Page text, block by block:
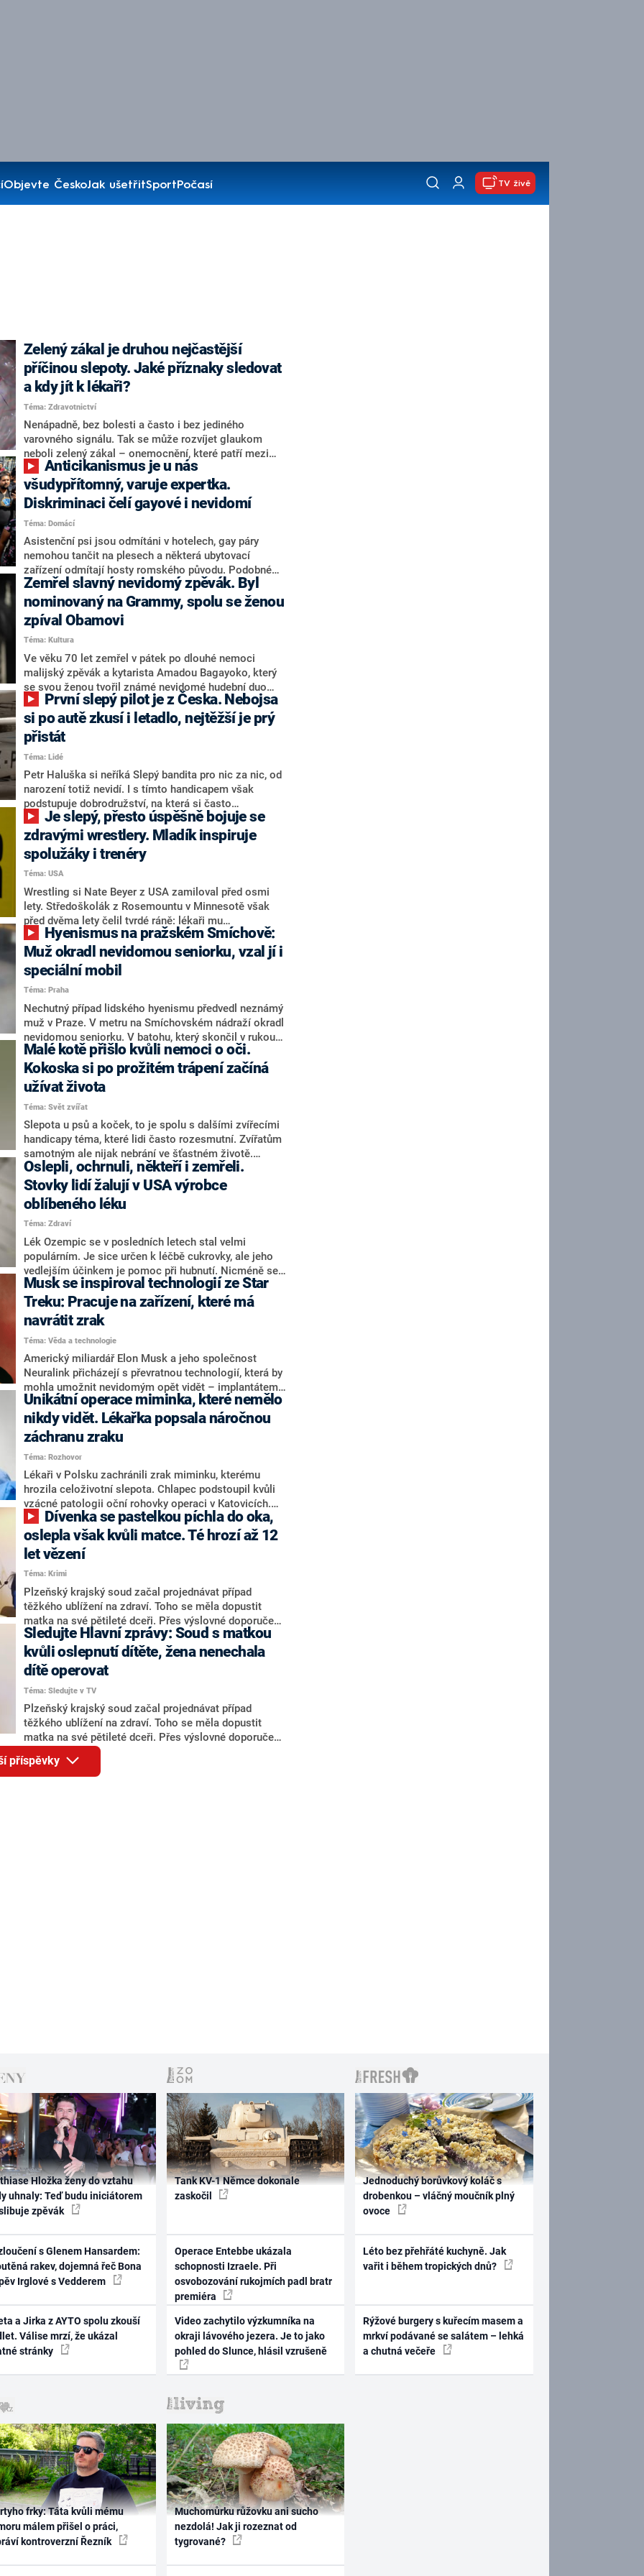
Objevte ČeskoJak ušetřitSportPočasí TV živě
Zelený zákal je druhou nejčastější
příčinou slepoty. Jaké příznaky sledovat
a kdy jít k lékaři?
Téma: Zdravotnictví
Nenápadně, bez bolesti a často i bez jediného
varovného signálu. Tak se může rozvíjet glaukom
neboli zelený zákal – onemocnění, které patří mezi
nejčastější příčiny slepoty. Lékaři proto upozorňují na
význam pravidelných kontrol zraku. Moderní
technologie dnes totiž dokážou odhalit změny na
zrakovém nervu ještě dříve, než pacient zaznamená
první potíže.
všudypřítomný, varuje expertka.
Diskriminaci čelí gayové i nevidomí
Téma: Domácí
Asistenční psi jsou odmítáni v hotelech, gay páry
nemohou tančit na plesech a některá ubytovací
zařízení odmítají hosty romského původu. Podobné
zacházení s různými skupinami obyvatel je přitom v
rozporu se zákonem na ochranu spotřebitele. Česká
obchodní inspekce loni za tyto praktiky udělila pokuty
celkem za 325 tisíc korun.
Zemřel slavný nevidomý zpěvák. Byl
nominovaný na Grammy, spolu se ženou
zpíval Obamovi
Téma: Kultura
Ve věku 70 let zemřel v pátek po dlouhé nemoci
malijský zpěvák a kytarista Amadou Bagayoko, který
se svou ženou tvořil známé nevidomé hudební duo
Amadou & Mariam. S odvoláním na rodinu hudebníka,
nominovaného na cenu Grammy, o jeho úmrtí v sobotu
informoval britský list The Guardian.
si po autě zkusí i letadlo, nejtěžší je prý
přistát
Téma: Lidé
Petr Haluška si neříká Slepý bandita pro nic za nic, od
narození totiž nevidí. I s tímto handicapem však
podstupuje dobrodružství, na která si často
netroufnou ani lidé se zdravým zrakem. Před čtyřmi
roky řídil s pomocí navigátora auto rychlostí 186
km/h, za pár týdnů se chystá na další milník: podle
svých slov se stane prvním slepým pilotem na světě.
Případné zájemce prý rád vezme na palubu.
zdravými wrestlery. Mladík inspiruje
spolužáky i trenéry
Téma: USA
Wrestling si Nate Beyer z USA zamiloval před osmi
lety. Středoškolák z Rosemountu v Minnesotě však
před dvěma lety čelil tvrdé ráně: lékaři mu
diagnostikovali vzácné onemocnění, v jehož důsledku
trvale ztrácí zrak. Ani tato překážka ho však
nezastavila v tom, aby dělal, co miluje. Pro spolužáky,
učitele i trenéry je obrovskou inspirací. V reportáži líčí,
jak i s handicapem zvládá na žíněnce dominovat a
představil svou definici vytrvalosti.
Muž okradl nevidomou seniorku, vzal jí i
speciální mobil
Téma: Praha
Nechutný případ lidského hyenismu předvedl neznámý
muž v Praze. V metru na Smíchovském nádraží okradl
nevidomou seniorku. V batohu, který skončil v rukou
nenechavce, měla žena i speciální mobil pro
nevidomé, který jí ulehčoval každodenní život.
Malé kotě přišlo kvůli nemoci o oči.
Kokoska si po prožitém trápení začíná
užívat života
Téma: Svět zvířat
Slepota u psů a koček, to je spolu s dalšími zvířecími
handicapy téma, které lidi často rozesmutní. Zvířatům
samotným ale nijak nebrání ve šťastném životě.
Jakmile si na nový stav zvyknou, někdy byste na nich
ani nic nepoznali.
Oslepli, ochrnuli, někteří i zemřeli.
Stovky lidí žalují v USA výrobce
oblíbeného léku
Téma: Zdraví
Lék Ozempic se v posledních letech stal velmi
populárním. Je sice určen k léčbě cukrovky, ale jeho
vedlejším účinkem je pomoc při hubnutí. Nicméně se
ukazuje, že užívání Ozempicu může přinést i vážné
vedlejší účinky. Lidé tak podle zahraničních médií
podávají stovky žalob.
Musk se inspiroval technologií ze Star
Treku: Pracuje na zařízení, které má
navrátit zrak
Téma: Věda a technologie
Americký miliardář Elon Musk a jeho společnost
Neuralink přicházejí s převratnou technologií, která by
mohla umožnit nevidomým opět vidět – implantátem
Blindsight. Ten má výrazně připomínat přístroj, který v
seriálu Star Trek nosil Geordi La Forge. Musk to
napsal na sociální síti X.
Unikátní operace miminka, které nemělo
nikdy vidět. Lékařka popsala náročnou
záchranu zraku
Téma: Rozhovor
Lékaři v Polsku zachránili zrak miminku, kterému
hrozila celoživotní slepota. Chlapec podstoupil kvůli
vzácné patologii oční rohovky operaci v Katovicích.
Jednalo se o unikátní operaci, která je velmi náročná a
složitá. CNN Prima NEWS oslovila lékařku Evu
Jerhotovou z Oční kliniky Neovize Praha, aby
vysvětlila, co všechno obnáší a jaká je následná
rekonvalescence.
oslepla však kvůli matce. Té hrozí až 12
let vězení
Téma: Krimi
Plzeňský krajský soud začal projednávat případ
těžkého ublížení na zdraví. Toho se měla dopustit
matka na své pětileté dceři. Přes výslovné doporučení
lékařů ji neodvezla na operaci poté, co si dítě poranilo
oko. Kvůli tomu na něj holčička později oslepla. Ženě
hrozí několik let vězení.
Sledujte Hlavní zprávy: Soud s matkou
kvůli oslepnutí dítěte, žena nenechala
dítě operovat
Téma: Sledujte v TV
Plzeňský krajský soud začal projednávat případ
těžkého ublížení na zdraví. Toho se měla dopustit
matka na své pětileté dceři. Přes výslovné doporučení
lékařů ji neodvezla na operaci poté, co si dítě poranilo
oko. Kvůli tomu na něj holčička později oslepla. Co
ženě hrozí? To a další aktuální informace z domova i
příspěvky
Hložka ženy do vztahu
uhnaly: Teď budu iniciátorem
zpěvák
s Glenem Hansardem:
rakev, dojemná řeč Bona
Irglové s Vedderem
a Jirka z AYTO spolu zkouší
Válise mrzí, že ukázal
stránky
Tank KV-1 Němce dokonale
zaskočil
Operace Entebbe ukázala
schopnosti Izraele. Při
osvobozování rukojmích padl bratr
premiéra
Video zachytilo výzkumníka na
okraji lávového jezera. Je to jako
pohled do Slunce, hlásil vzrušeně
Jednoduchý borůvkový koláč s
drobenkou – vláčný moučník plný
ovoce
Léto bez přehřáté kuchyně. Jak
vařit i během tropických dnů?
Rýžové burgery s kuřecím masem a
mrkví podávané se salátem – lehká
a chutná večeře
frky: Táta kvůli mému
málem přišel o práci,
kontroverzní Řezník
Muchomůrku růžovku ani sucho
nezdolá! Jak ji rozeznat od
tygrované?